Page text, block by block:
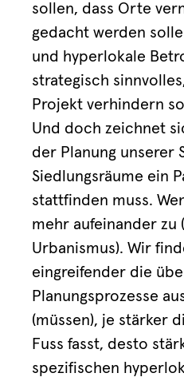
sollen, dass Orte
gedacht werden
und hyperlokale
strategisch
Projekt verhindern
Und doch zeichnet
der Planung unserer
Siedlungsräume ein
stattfinden muss.
mehr aufeinander zu
Urbanismus). Wir
eingreifender die
Planungsprozesse
(müssen), je stärker
Fuss fasst, desto
spezifischen